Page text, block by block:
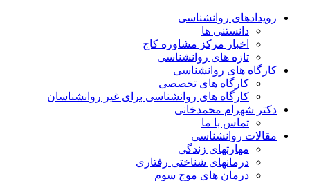
رویدادهای روانشناسی
دانستنی ها
اخبار مرکز مشاوره کاج
تازه های روانشناسی
کارگاه های روانشناسی
کارگاه های تخصصی
کارگاه های روانشناسی برای غیر روانشناسان
دکتر شهرام محمدخانی
تماس با ما
مقالات روانشناسی
مهارتهای زندگی
درمانهای شناختی رفتاری
درمان های موج سوم